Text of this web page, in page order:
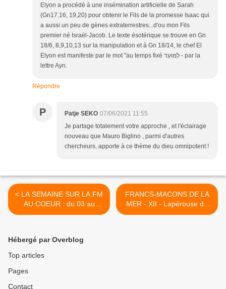
Elyon a procédé à une insémination artificielle de Sarah
(Gn17.16, 19,20) pour obtenir le Fils de la promesse Isaac qui
a aussi un peu de gènes extraterrestres...d'ou mon Fils
premier né Israël-Jacob. Le texte ésotérique se trouve en Gn
18/6, 8,9,10,13 sur la manipulation et à Gn 18/14, le chef El
Elyon est manifeste par le mot ''au temps fixé לַמּוֹעֵד - par la
lettre Ayn.
Répondre
P Patje SEKO 07/06/2021 11:55
Je partage totalement votre approche , et l'éclairage
nouveau que Mauro Biglino , parmi d'autres
chercheurs, apporte à ce thème du dieu omnipotent !
< LA SEMAINE SUR LA FM
AU COEUR : du 03 au
09/01/2016
FRANCS-MACONS DE LA
MER - XII - Lapérouse de
Monterey à Macao vers le
Hébergé par Overblog
Top articles
Pages
Contact